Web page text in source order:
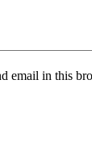
email in this